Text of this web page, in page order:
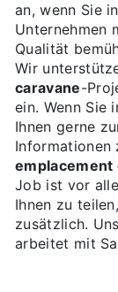
an, wenn Sie in
Unternehmen
Qualität
Wir
caravane-
ein. Wenn Sie
Ihnen gerne
Informationen
emplacement
Job ist vor
Ihnen zu
zusätzlich.
arbeitet mit